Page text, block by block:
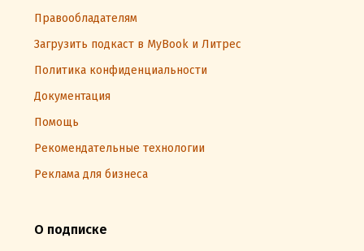
Правообладателям
Загрузить подкаст в MyBook и Литрес
Политика конфиденциальности
Документация
Помощь
Рекомендательные технологии
Реклама для бизнеса
О подписке